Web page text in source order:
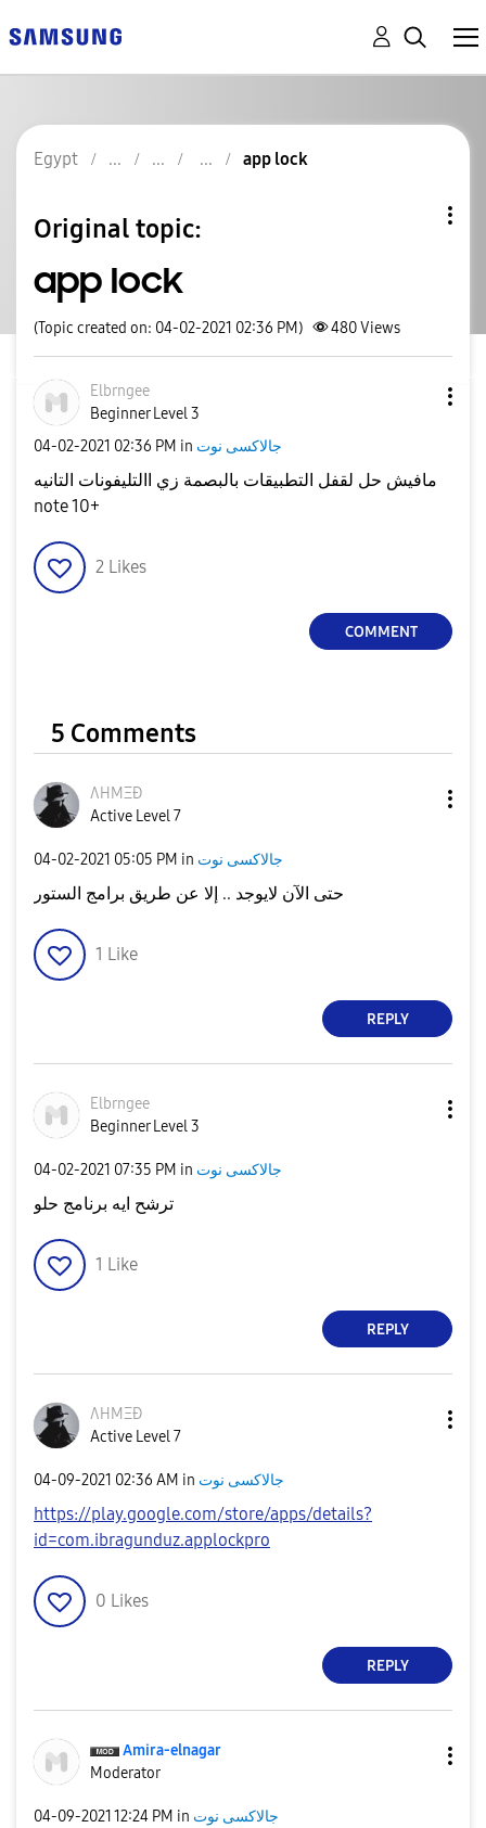
Egypt app lock
Original topic:
app lock
(Topic created on: 04-02-2021 02:36 PM) 480Views
Elbrngee
Beginner Level 3
‎04-02-2021 02:36 PM in جالاكسى نوت
مافيش حل لقفل التطبيقات بالبصمة زي االتليفونات التانيه
note 10+
2 Likes
COMMENT
5 Comments
ΛHMΞÐ
Active Level 7
‎04-02-2021 05:05 PM in جالاكسى نوت
حتى الآن لايوجد .. إلا عن طريق برامج الستور
1 Like
REPLY
Elbrngee
Beginner Level 3
‎04-02-2021 07:35 PM in جالاكسى نوت
ترشح ايه برنامج حلو
1 Like
REPLY
ΛHMΞÐ
Active Level 7
‎04-09-2021 02:36 AM in جالاكسى نوت
https://play.google.com/store/apps/details?
id=com.ibragunduz.applockpro
0 Likes
REPLY
Amira-elnagar
Moderator
‎04-09-2021 12:24 PM in جالاكسى نوت